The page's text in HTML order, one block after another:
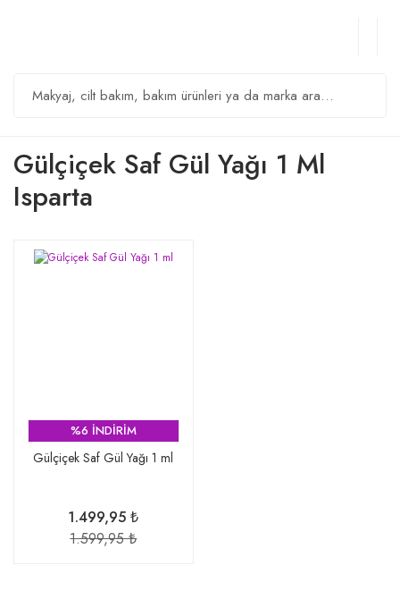
Gülçiçek Saf Gül Yağı 1 Ml
Isparta
%6 İNDİRİM
Gülçiçek Saf Gül Yağı 1 ml
1.499,95 ₺
1.599,95 ₺